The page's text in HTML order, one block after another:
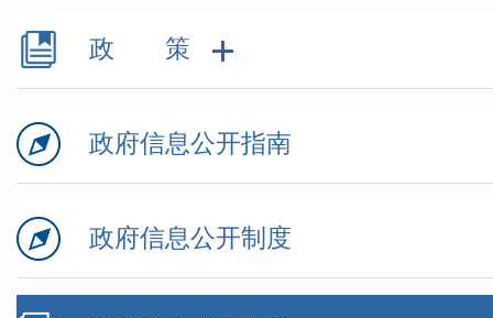
政 策
政府信息公开指南
政府信息公开制度